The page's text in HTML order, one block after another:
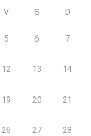
V S D
5 6 7
12 13 14
19 20 21
26 27 28